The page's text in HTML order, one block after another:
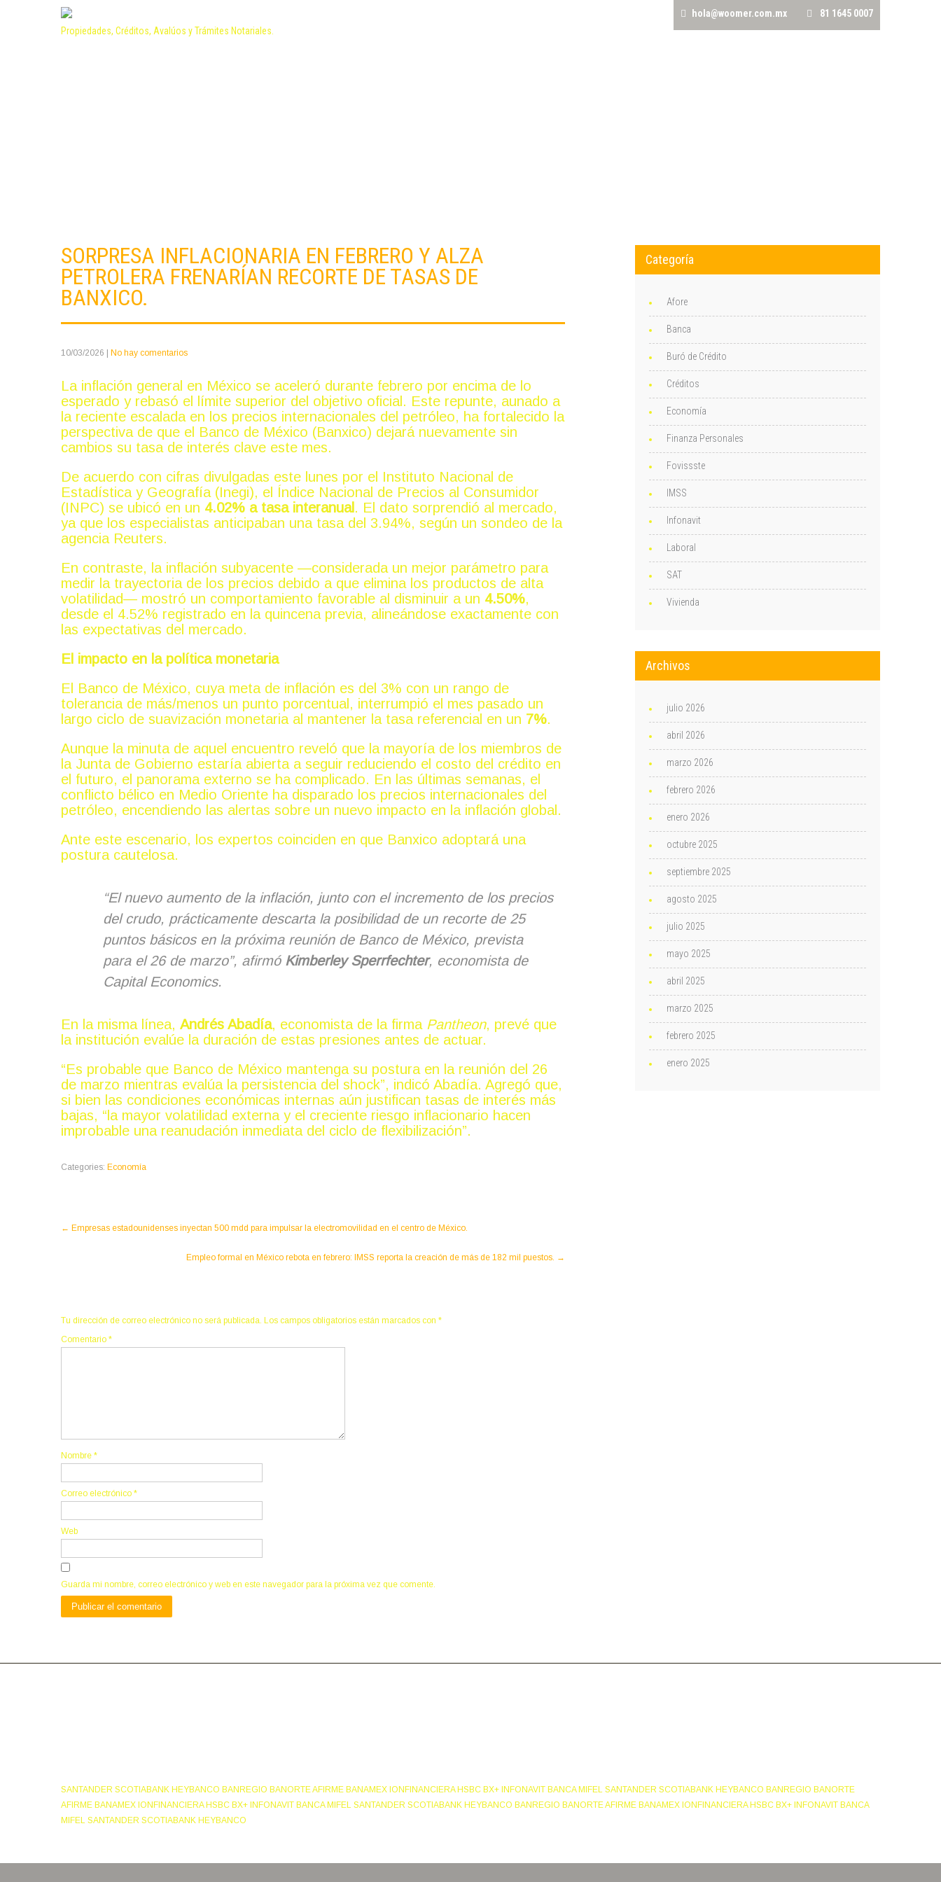
Propiedades, Créditos, Avalúos y Trámites Notariales.
hola@woomer.com.mx 81 1645 0007
SORPRESA INFLACIONARIA EN FEBRERO Y ALZA
PETROLERA FRENARÍAN RECORTE DE TASAS DE
BANXICO.
10/03/2026 No hay comentarios
La inflación general en México se aceleró durante febrero por encima de lo
esperado y rebasó el límite superior del objetivo oficial. Este repunte, aunado a
la reciente escalada en los precios internacionales del petróleo, ha fortalecido la
perspectiva de que el Banco de México (Banxico) dejará nuevamente sin
cambios su tasa de interés clave este mes.
De acuerdo con cifras divulgadas este lunes por el Instituto Nacional de
Estadística y Geografía (Inegi), el Índice Nacional de Precios al Consumidor
(INPC) se ubicó en un 4.02% a tasa interanual . El dato sorprendió al mercado,
ya que los especialistas anticipaban una tasa del 3.94%, según un sondeo de la
agencia Reuters.
En contraste, la inflación subyacente —considerada un mejor parámetro para
medir la trayectoria de los precios debido a que elimina los productos de alta
volatilidad— mostró un comportamiento favorable al disminuir a un 4.50%,
desde el 4.52% registrado en la quincena previa, alineándose exactamente con
las expectativas del mercado.
El impacto en la política monetaria
El Banco de México, cuya meta de inflación es del 3% con un rango de
tolerancia de más/menos un punto porcentual, interrumpió el mes pasado un
largo ciclo de suavización monetaria al mantener la tasa referencial en un 7%.
Aunque la minuta de aquel encuentro reveló que la mayoría de los miembros de
la Junta de Gobierno estaría abierta a seguir reduciendo el costo del crédito en
el futuro, el panorama externo se ha complicado. En las últimas semanas, el
conflicto bélico en Medio Oriente ha disparado los precios internacionales del
petróleo, encendiendo las alertas sobre un nuevo impacto en la inflación global.
Ante este escenario, los expertos coinciden en que Banxico adoptará una
postura cautelosa.
“El nuevo aumento de la inflación, junto con el incremento de los precios
del crudo, prácticamente descarta la posibilidad de un recorte de 25
puntos básicos en la próxima reunión de Banco de México, prevista
para el 26 de marzo”, afirmó Kimberley Sperrfechter, economista de
Capital Economics.
En la misma línea, Andrés Abadía, economista de la firma Pantheon, prevé que
la institución evalúe la duración de estas presiones antes de actuar.
“Es probable que Banco de México mantenga su postura en la reunión del 26
de marzo mientras evalúa la persistencia del shock”, indicó Abadía. Agregó que,
si bien las condiciones económicas internas aún justifican tasas de interés más
bajas, “la mayor volatilidad externa y el creciente riesgo inflacionario hacen
improbable una reanudación inmediata del ciclo de flexibilización”.
Categories: Economía
← Empresas estadounidenses inyectan 500 mdd para impulsar la electromovilidad en el centro de México.
Empleo formal en México rebota en febrero: IMSS reporta la creación de más de 182 mil puestos. →
Tu dirección de correo electrónico no será publicada. Los campos obligatorios están marcados con *
Comentario *
Nombre *
Correo electrónico *
Web
Guarda mi nombre, correo electrónico y web en este navegador para la próxima vez que comente.
Categoría
Afore
Banca
Buró de Crédito
Créditos
Economía
Finanza Personales
Fovissste
IMSS
Infonavit
Laboral
SAT
Vivienda
Archivos
julio 2026
abril 2026
marzo 2026
febrero 2026
enero 2026
octubre 2025
septiembre 2025
agosto 2025
julio 2025
mayo 2025
abril 2025
marzo 2025
febrero 2025
enero 2025
SANTANDER SCOTIABANK HEYBANCO BANREGIO BANORTE AFIRME BANAMEX IONFINANCIERA HSBC BX+ INFONAVIT BANCA MIFEL SANTANDER SCOTIABANK HEYBANCO BANREGIO BANORTE
AFIRME BANAMEX IONFINANCIERA HSBC BX+ INFONAVIT BANCA MIFEL SANTANDER SCOTIABANK HEYBANCO BANREGIO BANORTE AFIRME BANAMEX IONFINANCIERA HSBC BX+ INFONAVIT BANCA
MIFEL SANTANDER SCOTIABANK HEYBANCO